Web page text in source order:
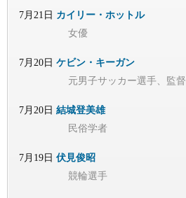
7月21日 カイリー・ホットル
女優
7月20日 ケビン・キーガン
元男子サッカー選手、監督
7月20日 結城登美雄
民俗学者
7月19日 伏見俊昭
競輪選手